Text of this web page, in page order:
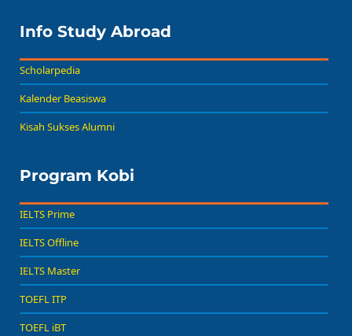
Buat Persiapan Study
Baca Sekarang!
Info Study Abroad
Scholarpedia
Kalender Beasiswa
Kisah Sukses Alumni
Program Kobi
IELTS Prime
IELTS Offline
IELTS Master
TOEFL ITP
TOEFL iBT